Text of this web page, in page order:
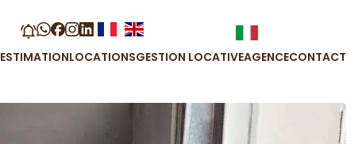
ESTIMATIONLOCATIONSGESTION LOCATIVEAGENCECONTACT